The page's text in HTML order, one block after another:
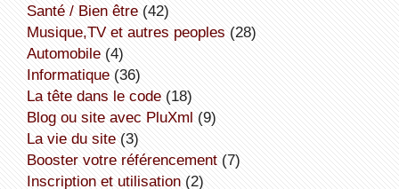
Santé / Bien être(42)
Musique,TV et autres peoples (28)
Automobile(4)
informatique(36)
la tête dans le code(18)
Blog ou site avec PluXml (9)
la vie du site(3)
booster votre référencement(7)
inscription et utilisation(2)